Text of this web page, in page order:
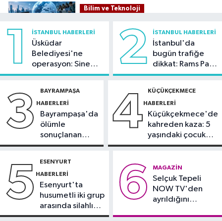
Bilim ve Teknoloji
oranı yüzde 92,3 oldu
Bilim ve Teknoloji
Kültür Sanat
vatandaşları yazlık sinemada
buluşturuyor
demeyin, önlemini alın
1 İSTANBUL HABERLERI
Üsküdar
Belediyesi'ne
operasyon: Sinem
Dedetaş'a
2 İSTANBUL HABERLERI
İstanbul'da
bugün trafiğe
dikkat: Rams Park
çevresinde bazı
3 BAYRAMPAŞA
HABERLERI
Bayrampaşa'da
ölümle
sonuçlanan
kaza: Sürücü
4 KÜÇÜKÇEKMECE
HABERLERI
Küçükçekmece'de
kahreden kaza: 5
yaşındaki çocuk
yoğun bakımda
5 ESENYURT
HABERLERI
Esenyurt'ta
husumetli iki grup
arasında silahlı
kavga
6 MAGAZIN
Selçuk Tepeli
NOW TV'den
ayrıldığını